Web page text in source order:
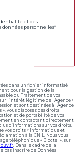
et des
personnelles*
dans un fichier informatisé
pour la gestion de la
du Traitement de vos
l'intérêt légitime de l'Agence /
et sont destinées à l'Agence
vous disposez des droits
et de portabilité de vos
en contactant directement
d’informations sur vos droits.
vos droits « Informatique et
à la CNIL. Nous vous
téléphonique « Bloctel », sur
. Dans le cadre de la
pas inscrire de Données